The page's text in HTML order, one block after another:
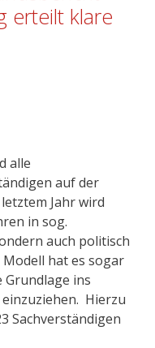
erteilt klare
alle
auf der
Jahr wird
in sog.
auch politisch
hat es sogar
Grundlage ins
Hierzu
Sachverständigen